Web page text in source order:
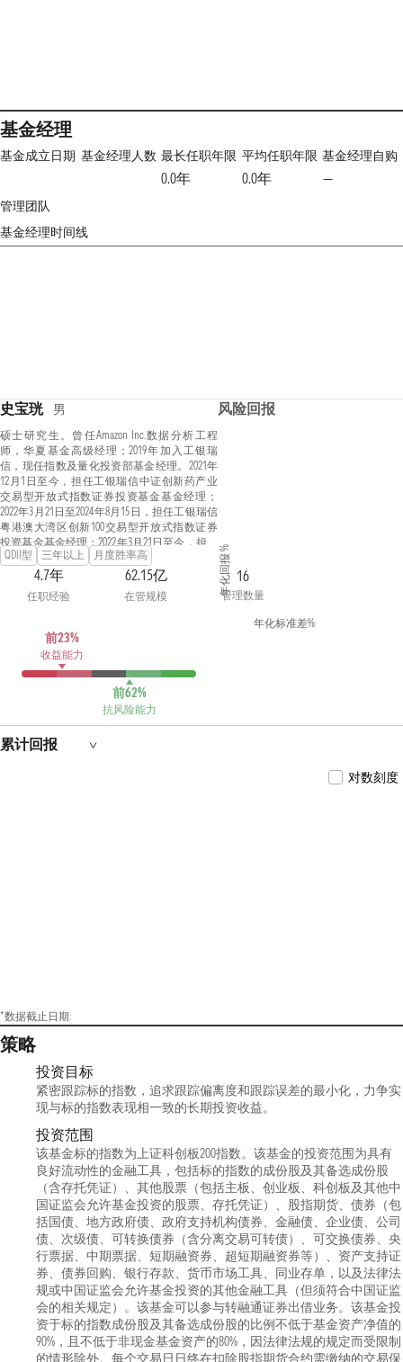
基金经理
基金成立日期 基金经理人数 最长任职年限
0.0年
平均任职年限
0.0年
基金经理自购
—
管理团队
基金经理时间线
史宝珖 男
硕士研究生。曾任Amazon Inc.数据分析工程
师，华夏基金高级经理；2019年加入工银瑞
信，现任指数及量化投资部基金经理。2021年
12月1日至今，担任工银瑞信中证创新药产业
交易型开放式指数证券投资基金基金经理；
2022年3月21日至2024年8月15日，担任工银瑞信
粤港澳大湾区创新100交易型开放式指数证券
投资基金基金经理；2022年3月21日至今，担任
工银瑞信粤港澳大湾区创新100交易型开放式
指数证券投资基金联接基金基金经理；2022年3
月21日至今，担任工银瑞信中证线上消费主题
交易型开放式指数证券投资基金基金经理；
体芯片交易型开放式指数证券投资基金基金经
理；2023年1月4日至今，担任工银瑞信中证沪
港深互联网交易型开放式指数证券投资基金发
起式联接基金基金经理；2023年1月4日至今，
担任工银瑞信中证沪港深互联网交易型开放式
指数证券投资基金基金经理；2023年2月17日至
今，担任工银瑞信中证稀有金属主题交易型开
放式指数证券投资基金基金经理；2023年3月30
日至今，担任工银瑞信中证港股通高股息精选
券投资基金基金经理。
QDII型 三年以上 月度胜率高
4.7年
任职经验
62.15亿
在管规模
16
管理数量
前23%
收益能力
前62%
抗风险能力
风险回报
年化回报 %
年化标准差%
累计回报
对数刻度
*数据截止日期:
策略
投资目标
紧密跟踪标的指数，追求跟踪偏离度和跟踪误差的最小化，力争实
现与标的指数表现相一致的长期投资收益。
投资范围
该基金标的指数为上证科创板200指数。该基金的投资范围为具有
良好流动性的金融工具，包括标的指数的成份股及其备选成份股
（含存托凭证）、其他股票（包括主板、创业板、科创板及其他中
国证监会允许基金投资的股票、存托凭证）、股指期货、债券（包
括国债、地方政府债、政府支持机构债券、金融债、企业债、公司
债、次级债、可转换债券（含分离交易可转债）、可交换债券、央
行票据、中期票据、短期融资券、超短期融资券等）、资产支持证
券、债券回购、银行存款、货币市场工具、同业存单，以及法律法
规或中国证监会允许基金投资的其他金融工具（但须符合中国证监
会的相关规定）。该基金可以参与转融通证券出借业务。该基金投
资于标的指数成份股及其备选成份股的比例不低于基金资产净值的
90%，且不低于非现金基金资产的80%，因法律法规的规定而受限制
的情形除外。每个交易日日终在扣除股指期货合约需缴纳的交易保